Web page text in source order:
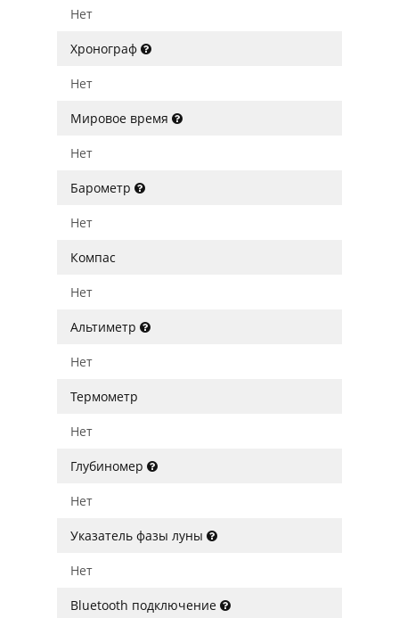
Нет
Хронограф
Нет
Мировое время
Нет
Барометр
Нет
Компас
Нет
Альтиметр
Нет
Термометр
Нет
Глубиномер
Нет
Указатель фазы луны
Нет
Bluetooth подключение